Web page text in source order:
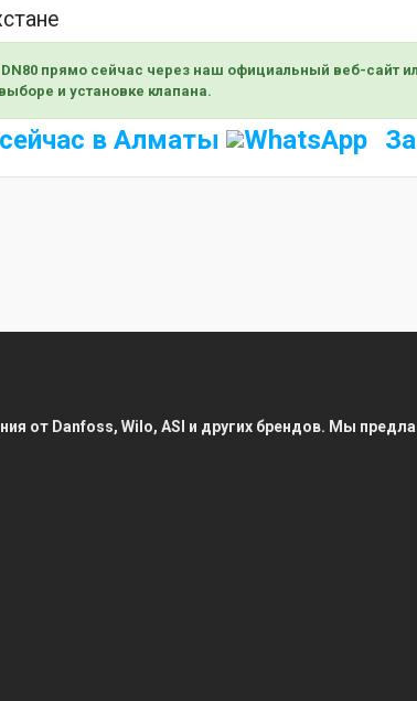
DN80 прямо сейчас через наш официальный веб-сайт
и установке клапана.
в Алматы
от Danfoss, Wilo, ASI и других брендов. Мы